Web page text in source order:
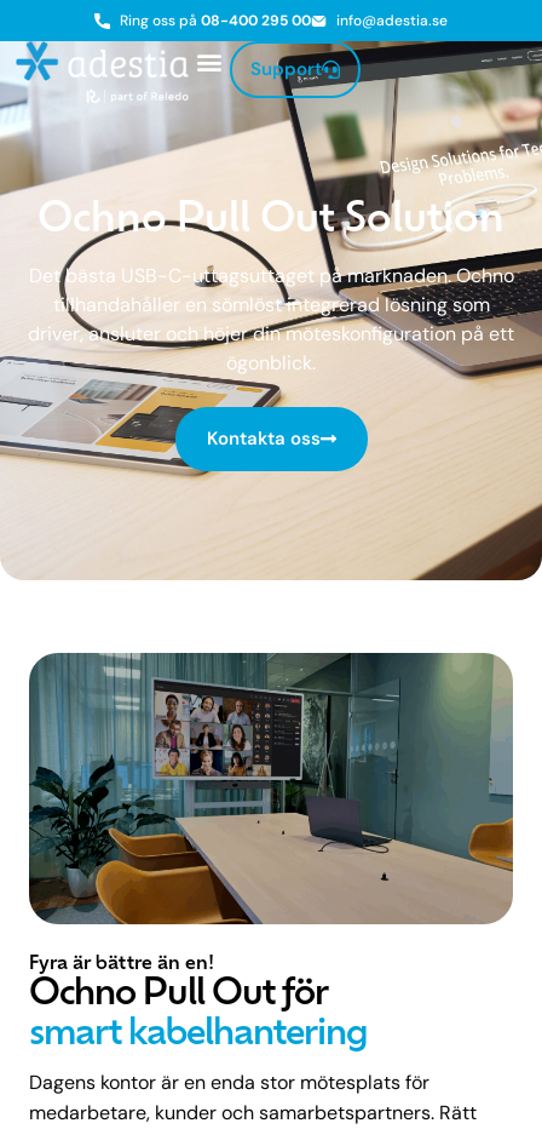
Ring oss på 08-400 295 00 info@adestia.se
Support
Ochno Pull Out Solution
Det bästa USB-C-uttagsuttaget på marknaden. Ochno
tillhandahåller en sömlöst integrerad lösning som
driver, ansluter och höjer din möteskonfiguration på ett
ögonblick.
Kontakta oss
Fyra är bättre än en!
Ochno Pull Out för
smart kabelhantering
Dagens kontor är en enda stor mötesplats för
medarbetare, kunder och samarbetspartners. Rätt